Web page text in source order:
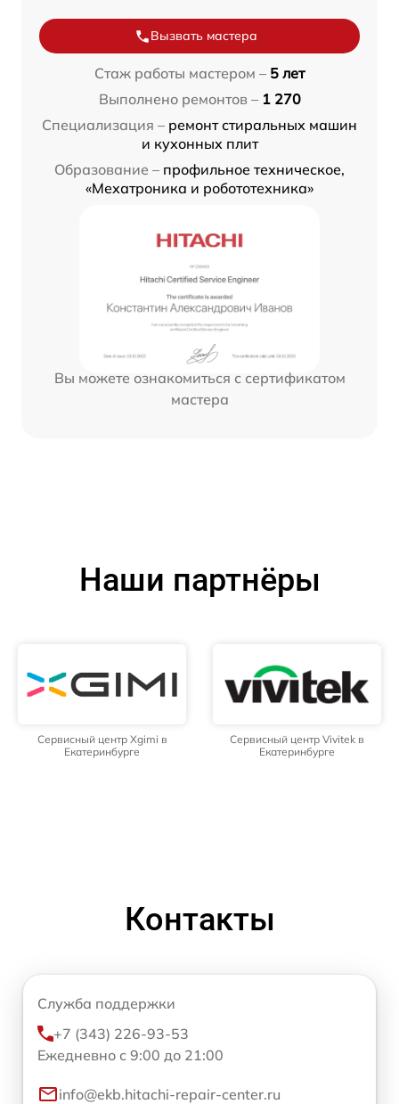
Вызвать мастера
Стаж работы мастером – 5 лет
Выполнено ремонтов – 1 270
Специализация – ремонт стиральных машин
и кухонных плит
Образование – профильное техническое,
«Мехатроника и робототехника»
Вы можете ознакомиться с сертификатом
мастера
Наши партнёры
Сервисный центр Xgimi в
Екатеринбурге
Сервисный центр Vivitek в
Екатеринбурге
Контакты
Служба поддержки
+7 (343) 226-93-53
Ежедневно с 9:00 до 21:00
info@ekb.hitachi-repair-center.ru